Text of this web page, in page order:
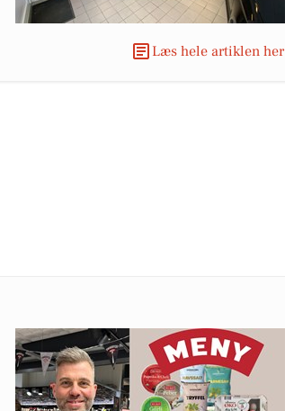
Læs hele artiklen her